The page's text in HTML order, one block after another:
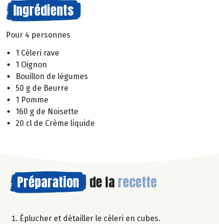
Ingrédients
Pour 4 personnes
1 Céleri rave
1 Oignon
Bouillon de légumes
50 g de Beurre
1 Pomme
160 g de Noisette
20 cl de Crème liquide
Préparation de la recette
Éplucher et détailler le céleri en cubes.